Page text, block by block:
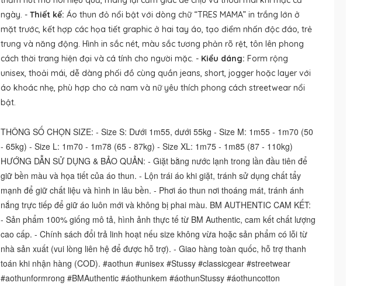
ngày. - Thiết kế: Áo thun đỏ nổi bật với dòng chữ “TRES MAMA” in trắng lớn ở
mặt trước, kết hợp các họa tiết graphic ở hai tay áo, tạo điểm nhấn độc đáo, trẻ
trung và năng động. Hình in sắc nét, màu sắc tương phản rõ rệt, tôn lên phong
cách thời trang hiện đại và cá tính cho người mặc. - Kiểu dáng: Form rộng
unisex, thoải mái, dễ dàng phối đồ cùng quần jeans, short, jogger hoặc layer với
áo khoác nhẹ, phù hợp cho cả nam và nữ yêu thích phong cách streetwear nổi
bật.
THÔNG SỐ CHỌN SIZE: - Size S: Dưới 1m55, dưới 55kg - Size M: 1m55 - 1m70 (50
- 65kg) - Size L: 1m70 - 1m78 (65 - 87kg) - Size XL: 1m75 - 1m85 (87 - 110kg)
HƯỚNG DẪN SỬ DỤNG & BẢO QUẢN: - Giặt bằng nước lạnh trong lần đầu tiên để
giữ bền màu và họa tiết của áo thun. - Lộn trái áo khi giặt, tránh sử dụng chất tẩy
mạnh để giữ chất liệu và hình in lâu bền. - Phơi áo thun nơi thoáng mát, tránh ánh
nắng trực tiếp để giữ áo luôn mới và không bị phai màu. BM AUTHENTIC CAM KẾT:
- Sản phẩm 100% giống mô tả, hình ảnh thực tế từ BM Authentic, cam kết chất lượng
cao cấp. - Chính sách đổi trả linh hoạt nếu size không vừa hoặc sản phẩm có lỗi từ
nhà sản xuất (vui lòng liên hệ để được hỗ trợ). - Giao hàng toàn quốc, hỗ trợ thanh
toán khi nhận hàng (COD). #aothun #unisex #Stussy #classicgear #streetwear
#aothunformrong #BMAuthentic #áothunkem #áothunStussy #áothuncotton